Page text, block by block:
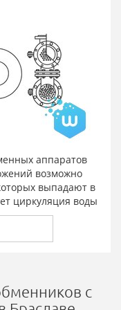
аппаратов
возможно
выпадают в
циркуляция воды
с